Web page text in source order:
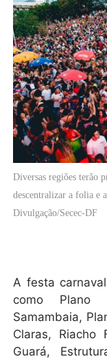
Diversas regiões terão
descentralizar a folia e
Divulgação/Secec-DF
A festa
como Plano
Samambaia,
Claras, Riacho
Guará,